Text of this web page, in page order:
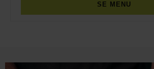
SE MENU